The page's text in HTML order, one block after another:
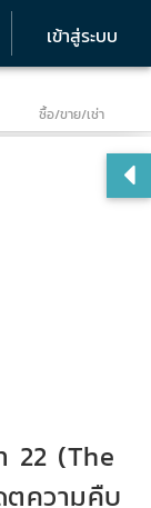
เข้าสู่ระบบ
ซื้อ/ขาย/เช่า
เ
22 (The
ความคืบ